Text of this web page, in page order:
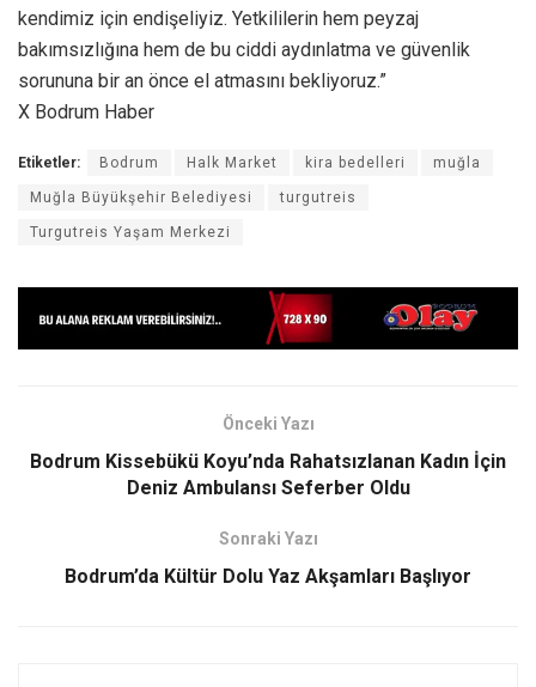
kendimiz için endişeliyiz. Yetkililerin hem peyzaj
bakımsızlığına hem de bu ciddi aydınlatma ve güvenlik
sorununa bir an önce el atmasını bekliyoruz.”
X Bodrum Haber
Etiketler: Bodrum Halk Market kira bedelleri muğla
Muğla Büyükşehir Belediyesi turgutreis
Turgutreis Yaşam Merkezi
Önceki Yazı
Bodrum Kissebükü Koyu’nda Rahatsızlanan Kadın İçin
Deniz Ambulansı Seferber Oldu
Sonraki Yazı
Bodrum’da Kültür Dolu Yaz Akşamları Başlıyor